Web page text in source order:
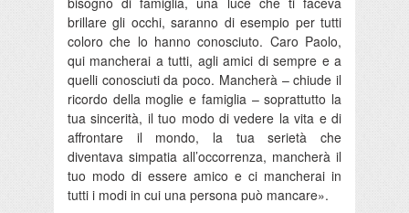
brillare gli occhi, saranno di esempio per tutti
coloro che lo hanno conosciuto. Caro Paolo,
qui mancherai a tutti, agli amici di sempre e a
quelli conosciuti da poco. Mancherà – chiude il
ricordo della moglie e famiglia – soprattutto la
tua sincerità, il tuo modo di vedere la vita e di
affrontare il mondo, la tua serietà che
diventava simpatia all’occorrenza, mancherà il
tuo modo di essere amico e ci mancherai in
tutti i modi in cui una persona può mancare».